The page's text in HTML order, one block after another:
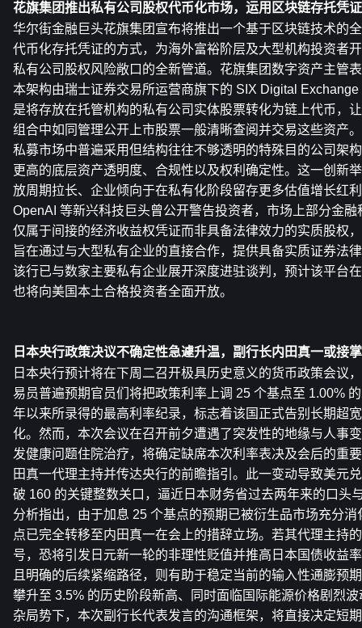
花旗集团推出私有公司股权代币化市场，运用区块链存托凭
华尔街金融巨头花旗集团宣布将推出一个基于区块链技术的
代币化存托凭证的方式，为海外富裕阶层及大型机构投资者
私有公司股权风险敞口的全新管道。花旗集团数字资产主管
本架构由瑞士证券交易所运营商旗下的 SIX Digital
是将存放在托管机构的私有公司实体股票转化为链上代币，
组合中如同管理公开上市股票一般清晰查阅并交易这些资产
私募市场中普遍采用但结构往往不够透明的特殊目的公司架
更高的底层资产透明度、合规性以及权利确定性。这一创新
放周期拉长、企业倾向于在私有化阶段留存更多估值增长红
OpenAI 等新兴科技巨头曾公开警告投资者，市场上部分金
仅属于间接的经济收益权凭证而非具备法律效力的实质股权
旨在通过与大型私有企业的直接合作，提供具备实质证券法
该行已与数家主要私有企业展开深度进驻谈判，预计该平台
也将向美国本土合格投资者全面开放。
日本央行政策决议不确定性急遽升温，副行长内田真一或接
日本央行预计将在下周二召开极具历史意义的货币政策会议
易员普遍预期官员们将把政策利率上调 25 个基点至 1.00%
年以来所录得的最高利率纪录，标志着该国正式告别长期超
化。然而，本次会议在召开前夕遭遇了突发性的地缘与人事
发健康问题住院治疗，将确定缺席本次利率表决及会后的重
田真一代理主持并传达央行的前瞻指引。此一变动导致美元
破 160 的关键整数关口，逼近日本财务省过去两年来的口头
分析指出，由于加息 25 个基点的预期已被衍生品市场充分
点已完全转移至内田真一在会上的措辞立场。若其代理主持
号，恐将引发日元新一轮的非理性贬值并推高日本国债收益
且明确的后续紧缩路径，则有助于稳定当前的输入性通膨预
攀升至 3.5% 的历史阶段新高、同时面临国际能源价格剧烈
杂局势下，本次副行长代表发言的沟通框架，将直接决定短